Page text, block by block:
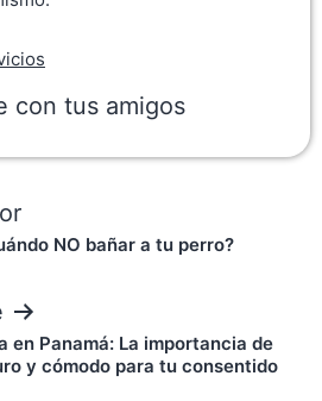
con tus amigos
NO bañar a tu perro?
en Panamá: La importancia de
y cómodo para tu consentido